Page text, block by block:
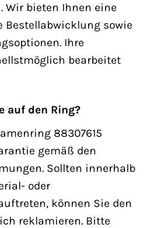
Wir bieten Ihnen eine
Bestellabwicklung sowie
Ihre
bearbeitet
auf den Ring?
88307615
gemäß den
Sollten innerhalb
oder
können Sie den
reklamieren. Bitte